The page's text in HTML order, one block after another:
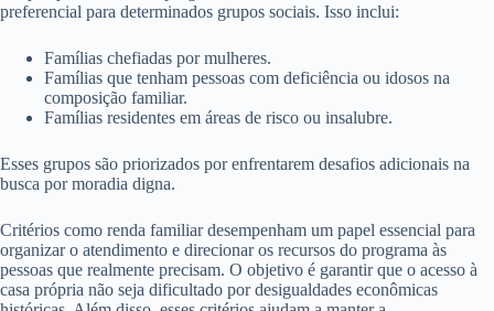
preferencial para determinados grupos sociais. Isso inclui:
Famílias chefiadas por mulheres.
Famílias que tenham pessoas com deficiência ou idosos na
composição familiar.
Famílias residentes em áreas de risco ou insalubre.
Esses grupos são priorizados por enfrentarem desafios adicionais na
busca por moradia digna.
Critérios como renda familiar desempenham um papel essencial para
organizar o atendimento e direcionar os recursos do programa às
pessoas que realmente precisam. O objetivo é garantir que o acesso à
casa própria não seja dificultado por desigualdades econômicas